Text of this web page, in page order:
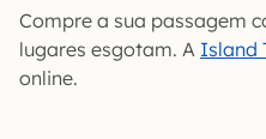
Compre a sua passagem
lugares esgotam. A Island
online.